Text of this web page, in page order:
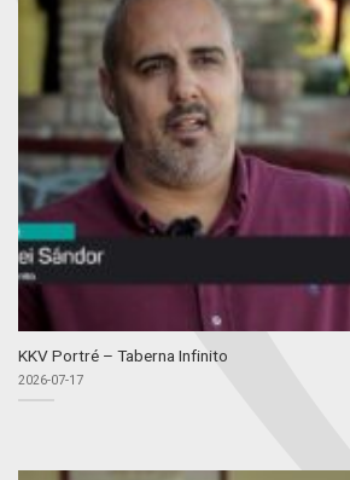
KKV Portré – Taberna Infinito
2026-07-17